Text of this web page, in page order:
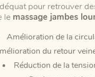
pour retrouver
le massage jambes
Amélioration de la
du retour
Réduction de la